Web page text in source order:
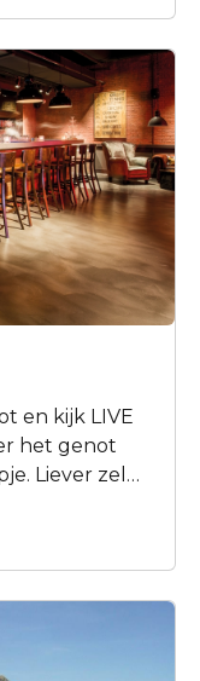
en kijk LIVE
het genot
Liever zelf
een potje